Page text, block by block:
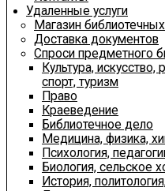
Удаленные услуги
Магазин библиотечных
Доставка документов
Спроси предметного
Культура, искусство,
спорт, туризм
Право
Краеведение
Библиотечное дело
Медицина, физика,
Психология,
Биология, сельское
История,